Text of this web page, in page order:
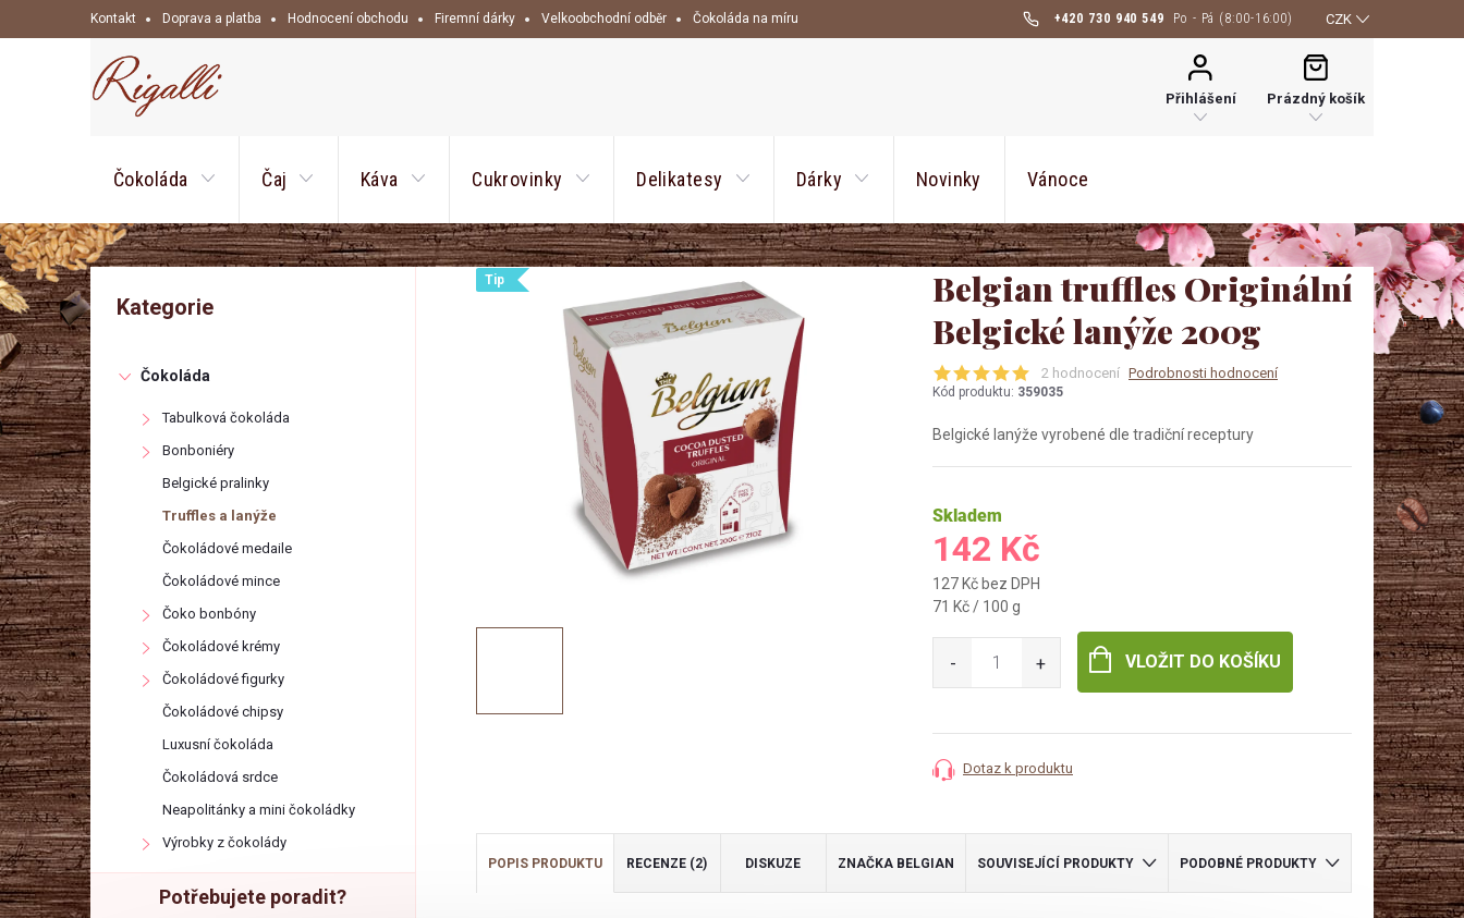
na
+420 730 940 549
Kontakt Doprava a platba Hodnocení obchodu Firemní dárky Velkoobchodní odběr Čokoláda na míru CZK
Přihlášení
NÁKUPNÍ
KOŠÍK
Prázdný košík
Čokoláda Čaj Káva Cukrovinky Delikatesy Dárky Novinky Vánoce
P
o
s
t
r
a
n
n
í
p
a
n
Přeskočit
kategorie
Kategorie
Čokoláda
Tabulková čokoláda
Bonboniéry
Belgické pralinky
Truffles a lanýže
Čokoládové medaile
Čokoládové mince
Čoko bonbóny
Čokoládové krémy
Čokoládové figurky
Čokoládové chipsy
Luxusní čokoláda
Čokoládová srdce
Neapolitánky a mini čokoládky
Výrobky z čokolády
Potřebujete poradit?
Tip
Belgian truffles Originální
Belgické lanýže 200g
2 hodnocení Podrobnosti hodnocení
Kód produktu: 359035
Belgické lanýže vyrobené dle tradiční receptury
Skladem
142 Kč
127 Kč bez DPH
Měrná
71 Kč / 100 g
VLOŽIT DO KOŠÍKU
Dotaz k produktu
POPIS PRODUKTU RECENZE (2) DISKUZE ZNAČKA BELGIAN SOUVISEJÍCÍ PRODUKTY PODOBNÉ PRODUKTY